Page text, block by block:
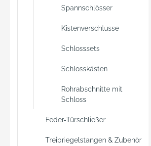
Spannschlösser
Kistenverschlüsse
Schlosssets
Schlosskästen
Rohrabschnitte mit
Schloss
Feder-Türschließer
Treibriegelstangen & Zubehör